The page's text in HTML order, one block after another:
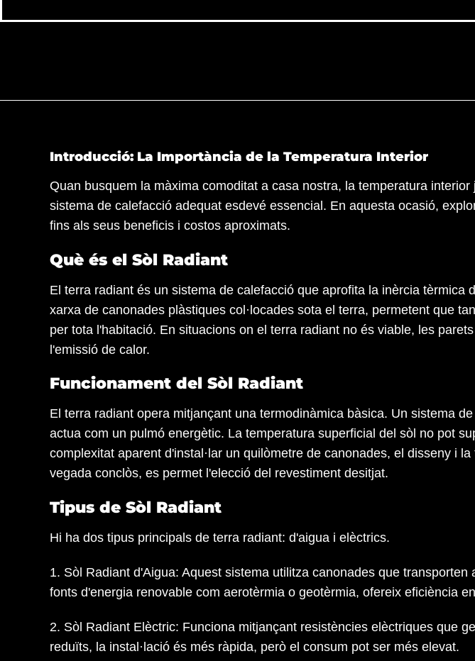
Introducció: La Importància de la Temperatura Interior
Quan busquem la màxima comoditat a casa nostra, la temperatura
sistema de calefacció adequat esdevé essencial. En aquesta ocasió,
fins als seus beneficis i costos aproximats.
Què és el Sòl Radiant
El terra radiant és un sistema de calefacció que aprofita la inèrcia tèrmica
xarxa de canonades plàstiques col·locades sota el terra, permetent que
per tota l'habitació. En situacions on el terra radiant no és viable, les
l'emissió de calor.
Funcionament del Sòl Radiant
El terra radiant opera mitjançant una termodinàmica bàsica. Un sistema
actua com un pulmó energètic. La temperatura superficial del sòl no pot
complexitat aparent d'instal·lar un quilòmetre de canonades, el disseny i
vegada conclòs, es permet l'elecció del revestiment desitjat.
Tipus de Sòl Radiant
Hi ha dos tipus principals de terra radiant: d'aigua i elèctrics.
1. Sòl Radiant d'Aigua: Aquest sistema utilitza canonades que
fonts d'energia renovable com aerotèrmia o geotèrmia, ofereix eficiència
2. Sòl Radiant Elèctric: Funciona mitjançant resistències elèctriques que
reduïts, la instal·lació és més ràpida, però el consum pot ser més elevat.